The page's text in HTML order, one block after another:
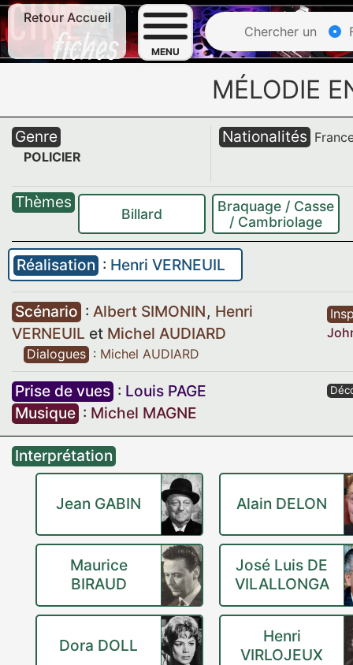
Retour Accueil
MENU
Chercher un
MÉLODIE
Genre
POLICIER
Nationalités
Thèmes
Billard
Braquage / Casse
/ Cambriolage
Réalisation : Henri VERNEUIL
Scénario : Albert SIMONIN, Henri
VERNEUIL et Michel AUDIARD
Dialogues : Michel AUDIARD
Prise de vues : Louis PAGE
Musique : Michel MAGNE
Interprétation
Jean GABIN Alain DELON
Maurice
BIRAUD
José Luis DE
VILALLONGA
Dora DOLL
Henri
VIRLOJEUX